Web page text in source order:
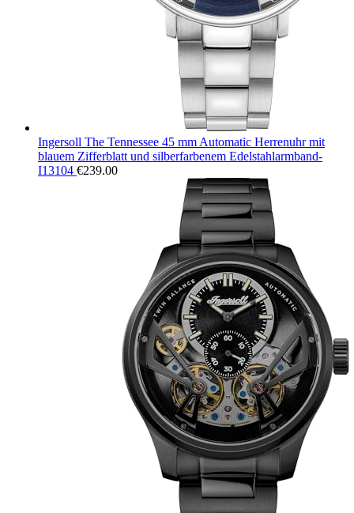
Ingersoll The Tennessee 45 mm Automatic Herrenuhr mit
blauem Zifferblatt und silberfarbenem Edelstahlarmband-
I13104 €239.00